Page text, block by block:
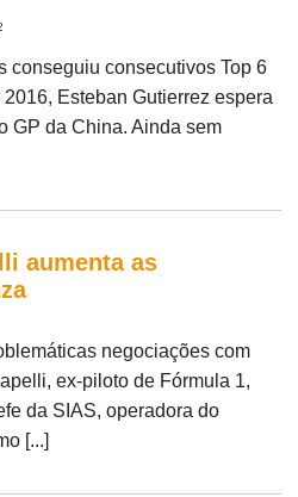
conseguiu consecutivos Top 6
Esteban Gutierrez espera
GP da China. Ainda sem
aumenta as
negociações com
ex-piloto de Fórmula 1,
da SIAS, operadora do
[...]